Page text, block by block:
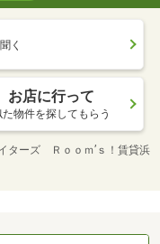
く
お店に行って
た物件を探してもらう
ターズ Ｒｏｏｍ’ｓ！賃貸浜